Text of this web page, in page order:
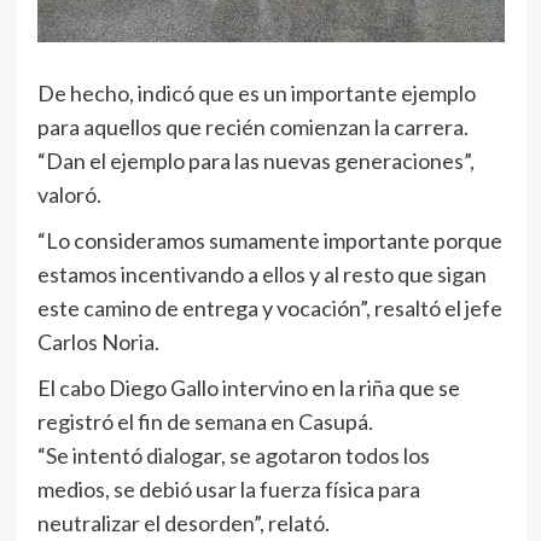
De hecho, indicó que es un importante ejemplo
para aquellos que recién comienzan la carrera.
“Dan el ejemplo para las nuevas generaciones”,
valoró.
“Lo consideramos sumamente importante porque
estamos incentivando a ellos y al resto que sigan
este camino de entrega y vocación”, resaltó el jefe
Carlos Noria.
El cabo Diego Gallo intervino en la riña que se
registró el fin de semana en Casupá.
“Se intentó dialogar, se agotaron todos los
medios, se debió usar la fuerza física para
neutralizar el desorden”, relató.